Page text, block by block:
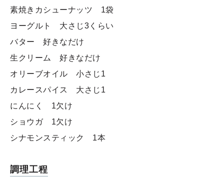
素焼きカシューナッツ 1袋
ヨーグルト 大さじ3くらい
バター 好きなだけ
生クリーム 好きなだけ
オリーブオイル 小さじ1
カレースパイス 大さじ1
にんにく 1欠け
ショウガ 1欠け
シナモンスティック 1本
調理工程